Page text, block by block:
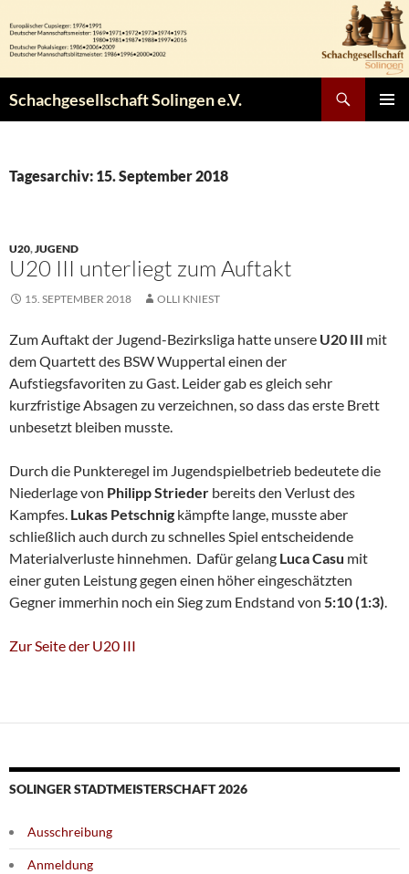
Inhalt
springen
Schachgesellschaft Solingen e.V.
Tagesarchiv: 15. September 2018
U20,JUGEND
U20 III unterliegt zum Auftakt
15. SEPTEMBER 2018 OLLI KNIEST
Zum Auftakt der Jugend-Bezirksliga hatte unsere U20 III mit
dem Quartett des BSW Wuppertal einen der
Aufstiegsfavoriten zu Gast. Leider gab es gleich sehr
kurzfristige Absagen zu verzeichnen, so dass das erste Brett
unbesetzt bleiben musste.
Durch die Punkteregel im Jugendspielbetrieb bedeutete die
Niederlage von Philipp Strieder bereits den Verlust des
Kampfes. Lukas Petschnig kämpfte lange, musste aber
schließlich auch durch zu schnelles Spiel entscheidende
Materialverluste hinnehmen. Dafür gelang Luca Casu mit
einer guten Leistung gegen einen höher eingeschätzten
Gegner immerhin noch ein Sieg zum Endstand von 5:10 (1:3).
Zur Seite der U20 III
SOLINGER STADTMEISTERSCHAFT 2026
Ausschreibung
Anmeldung